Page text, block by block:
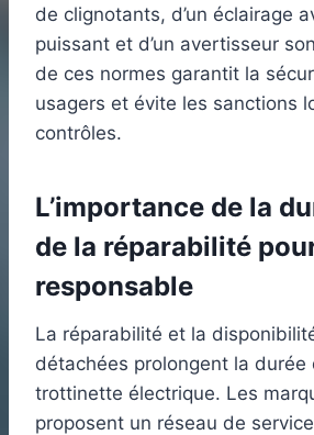
de clignotants, d’un éclairage
puissant et d’un avertisseur
de ces normes garantit la
usagers et évite les sanctions
contrôles.
L’importance de la
de la réparabilité
responsable
La réparabilité et la
détachées prolongent la durée
trottinette électrique. Les
proposent un réseau de